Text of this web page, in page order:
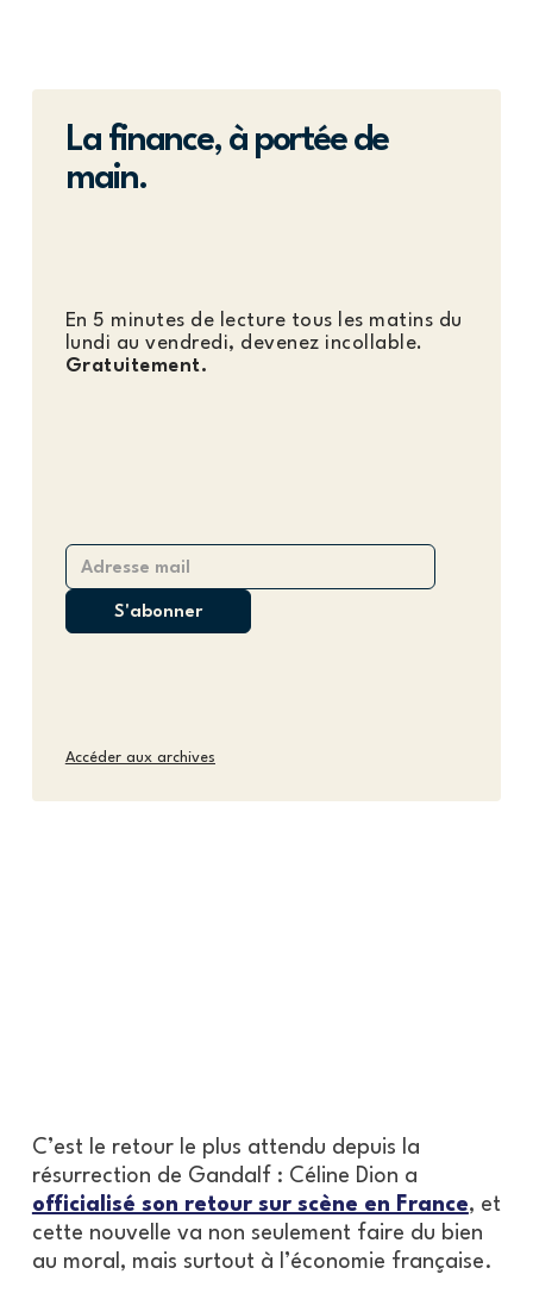
La finance, à portée de
main.
En 5 minutes de lecture tous les matins du
lundi au vendredi, devenez incollable.
Gratuitement.
Accéder aux archives
C’est le retour le plus attendu depuis la
résurrection de Gandalf : Céline Dion a
officialisé son retour sur scène en France, et
cette nouvelle va non seulement faire du bien
au moral, mais surtout à l’économie française.